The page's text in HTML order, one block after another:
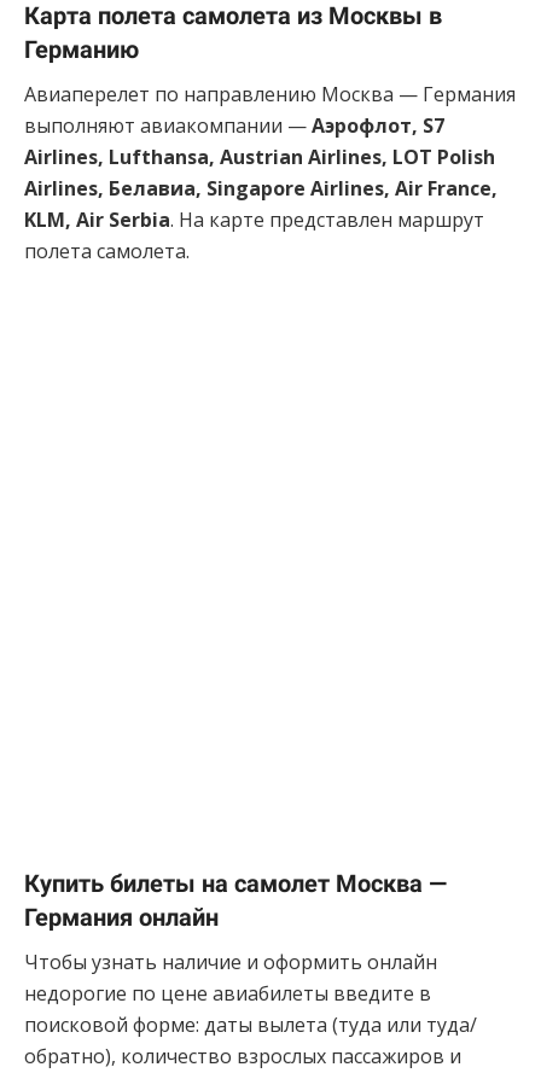
Карта полета самолета из Москвы в
Германию
Авиаперелет по направлению Москва — Германия
выполняют авиакомпании —Аэрофлот, S7
Airlines, Lufthansa, Austrian Airlines, LOT Polish
Airlines, Белавиа, Singapore Airlines, Air France,
KLM, Air Serbia. На карте представлен маршрут
полета самолета.
Купить билеты на самолет Москва —
Германия онлайн
Чтобы узнать наличие и оформить онлайн
недорогие по цене авиабилеты введите в
поисковой форме: даты вылета (туда или туда/
обратно), количество взрослых пассажиров и